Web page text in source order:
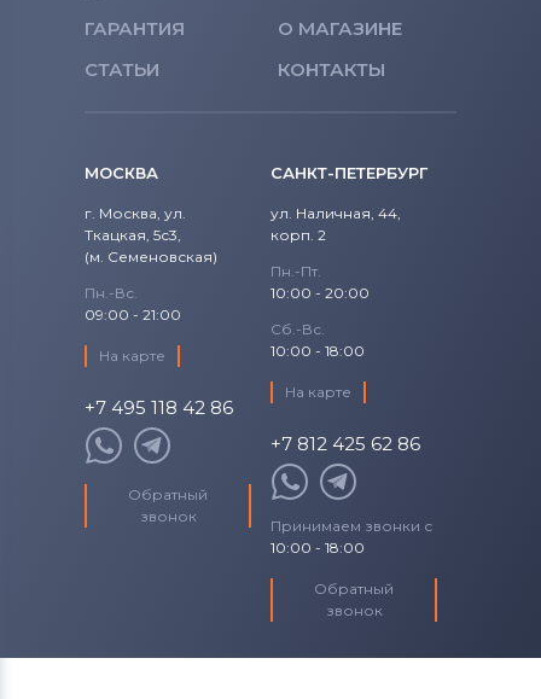
ГАРАНТИЯ
О МАГАЗИНЕ
СТАТЬИ
КОНТАКТЫ
МОСКВА
г. Москва, ул.
Ткацкая, 5с3,
(м. Семеновская)
Пн.-Вс.
09:00 - 21:00
На карте
+7 495 118 42 86
Обратный
звонок
САНКТ-ПЕТЕРБУРГ
ул. Наличная, 44,
корп. 2
Пн.-Пт.
10:00 - 20:00
Сб.-Вс.
10:00 - 18:00
На карте
+7 812 425 62 86
Принимаем звонки с
10:00 - 18:00
Обратный
звонок